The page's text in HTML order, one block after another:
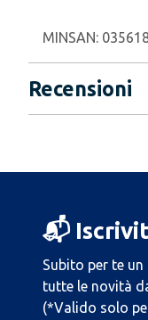
MINSAN:
Recensioni
📬
Subito per te
tutte le novità
(*Valido solo